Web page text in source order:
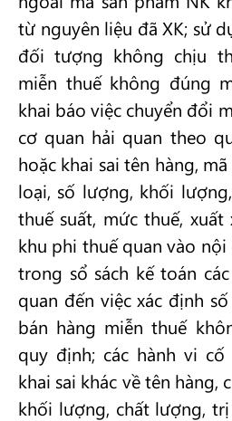
từ nguyên liệu đã XK; sử
đối tượng không chịu
miễn thuế không đúng
khai báo việc chuyển đổi
cơ quan hải quan theo
hoặc khai sai tên hàng,
loại, số lượng, khối
thuế suất, mức thuế,
khu phi thuế quan vào
trong sổ sách kế toán
quan đến việc xác định
bán hàng miễn thuế
quy định; các hành vi
khai sai khác về tên hàng,
khối lượng, chất lượng,